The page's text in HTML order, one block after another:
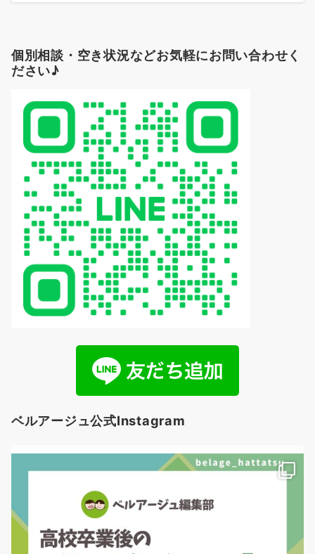
個別相談・空き状況などお気軽にお問い合わせく
ださい♪
ベルアージュ公式Instagram